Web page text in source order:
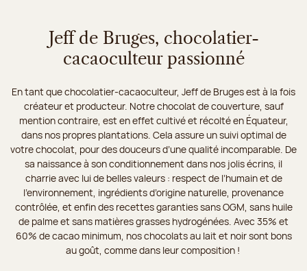
Jeff de Bruges, chocolatier-
cacaoculteur passionné
En tant que chocolatier-cacaoculteur, Jeff de Bruges est à la fois
créateur et producteur. Notre chocolat de couverture, sauf
mention contraire, est en effet cultivé et récolté en Équateur,
dans nos propres plantations. Cela assure un suivi optimal de
votre chocolat, pour des douceurs d’une qualité incomparable. De
sa naissance à son conditionnement dans nos jolis écrins, il
charrie avec lui de belles valeurs : respect de l’humain et de
l’environnement, ingrédients d’origine naturelle, provenance
contrôlée, et enfin des recettes garanties sans OGM, sans huile
de palme et sans matières grasses hydrogénées. Avec 35% et
60% de cacao minimum, nos chocolats au lait et noir sont bons
au goût, comme dans leur composition !